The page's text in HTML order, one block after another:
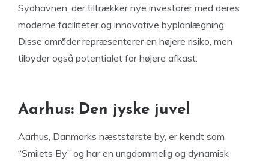
Sydhavnen, der tiltrækker nye investorer med deres
moderne faciliteter og innovative byplanlægning.
Disse områder repræsenterer en højere risiko, men
tilbyder også potentialet for højere afkast.
Aarhus: Den jyske juvel
Aarhus, Danmarks næststørste by, er kendt som
“Smilets By” og har en ungdommelig og dynamisk